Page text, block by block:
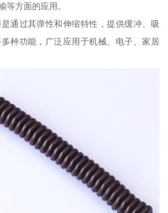
等方面的应用。
通过其弹性和伸缩特性，提供缓冲、吸
种功能，广泛应用于机械、电子、家居